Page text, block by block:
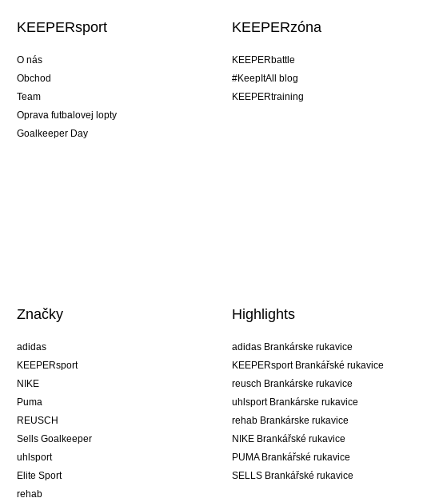
KEEPERsport
O nás
Obchod
Team
Oprava futbalovej lopty
Goalkeeper Day
KEEPERzóna
KEEPERbattle
#KeepItAll blog
KEEPERtraining
Značky
adidas
KEEPERsport
NIKE
Puma
REUSCH
Sells Goalkeeper
uhlsport
Elite Sport
rehab
Highlights
adidas Brankárske rukavice
KEEPERsport Brankářské rukavice
reusch Brankárske rukavice
uhlsport Brankárske rukavice
rehab Brankárske rukavice
NIKE Brankářské rukavice
PUMA Brankářské rukavice
SELLS Brankářské rukavice